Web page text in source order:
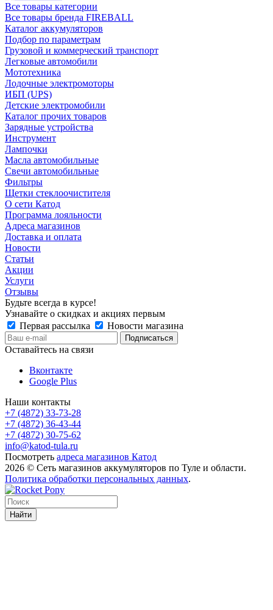
Все товары категории
Все товары бренда FIREBALL
Каталог аккумуляторов
Подбор по параметрам
Грузовой и коммерческий транспорт
Легковые автомобили
Мототехника
Лодочные электромоторы
ИБП (UPS)
Детские электромобили
Каталог прочих товаров
Зарядные устройства
Инструмент
Лампочки
Масла автомобильные
Свечи автомобильные
Фильтры
Щетки стеклоочистителя
О сети Катод
Программа лояльности
Адреса магазинов
Доставка и оплата
Новости
Статьи
Акции
Услуги
Отзывы
Будьте всегда в курсе!
Узнавайте о скидках и акциях первым
Первая рассылка
Новости магазина
Оставайтесь на связи
Вконтакте
Google Plus
Наши контакты
+7 (4872) 33-73-28
+7 (4872) 36-43-44
+7 (4872) 30-75-62
info@katod-tula.ru
Посмотреть адреса магазинов Катод
2026 © Сеть магазинов аккумуляторов по Туле и области.
Политика обработки персональных данных.
Найти